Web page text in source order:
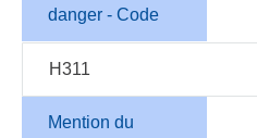
danger - Code
H311
Mention du